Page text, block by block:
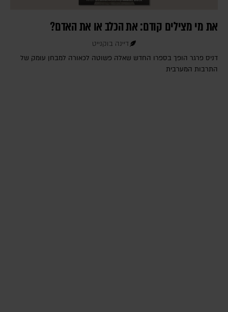
את מי מצילים קודם: את הכלב או את האדם?
דיינה בוקנייט
דניס פרגר הופך בספרו החדש שאלה פשוטה לכאורה למבחן עומק של
התרבות המערבית